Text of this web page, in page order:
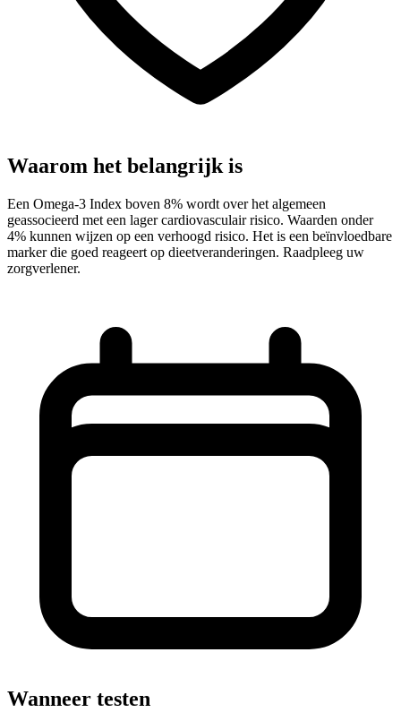
Waarom het belangrijk is
Een Omega-3 Index boven 8% wordt over het algemeen
geassocieerd met een lager cardiovasculair risico. Waarden onder
4% kunnen wijzen op een verhoogd risico. Het is een beïnvloedbare
marker die goed reageert op dieetveranderingen. Raadpleeg uw
zorgverlener.
Wanneer testen